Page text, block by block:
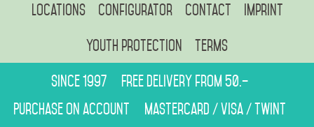
Locations Configurator Contact Imprint
Youth protection Terms
Since 1997
Free delivery from 50.–
Purchase on account
Mastercard / Visa / Twint